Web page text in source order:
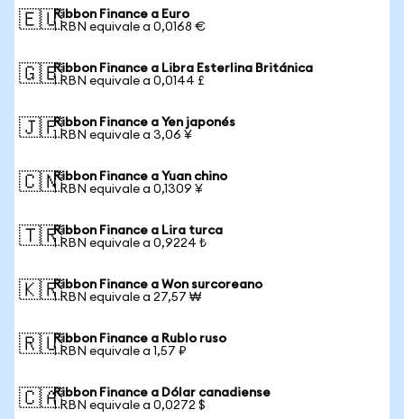
🇪🇺Ribbon Finance a Euro
1 RBN equivale a 0,0168 €
🇬🇧Ribbon Finance a Libra Esterlina Británica
1 RBN equivale a 0,0144 £
🇯🇵Ribbon Finance a Yen japonés
1 RBN equivale a 3,06 ¥
🇨🇳Ribbon Finance a Yuan chino
1 RBN equivale a 0,1309 ¥
🇹🇷Ribbon Finance a Lira turca
1 RBN equivale a 0,9224 ₺
🇰🇷Ribbon Finance a Won surcoreano
1 RBN equivale a 27,57 ₩
🇷🇺Ribbon Finance a Rublo ruso
1 RBN equivale a 1,57 ₽
🇨🇦Ribbon Finance a Dólar canadiense
1 RBN equivale a 0,0272 $